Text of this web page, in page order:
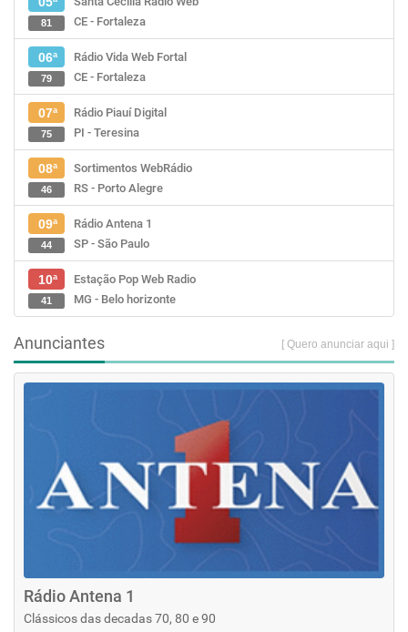
CE - Fortaleza
81
06ª
Rádio Vida Web Fortal
CE - Fortaleza
79
07ª
Rádio Piauí Digital
PI - Teresina
75
08ª
Sortimentos WebRádio
RS - Porto Alegre
46
09ª
Rádio Antena 1
SP - São Paulo
44
10ª
Estação Pop Web Radio
MG - Belo horizonte
41
Anunciantes [ Quero anunciar aqui ]
Rádio Antena 1
Clássicos das decadas 70, 80 e 90